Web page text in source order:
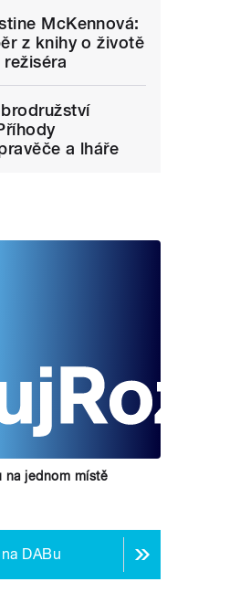
McKennová:
z knihy o životě
a lháře
na jednom místě
DABu